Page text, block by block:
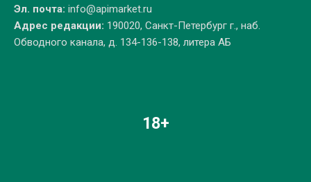
Эл. почта: info@apimarket.ru
Адрес редакции: 190020, Санкт-Петербург г., наб.
Обводного канала, д. 134-136-138, литера АБ
18+